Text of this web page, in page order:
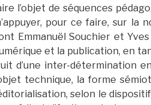
l’objet de séquences
pour ce faire, sur la
Emmanuël Souchier et
et la publication, en
d’une inter-détermination
technique, la forme
selon le